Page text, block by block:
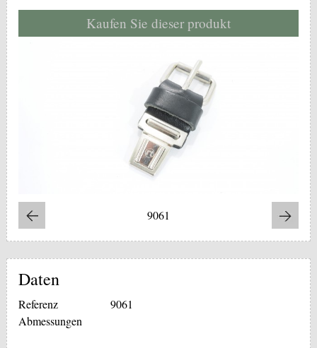
Kaufen Sie dieser produkt
9061
Daten
Referenz
9061
Abmessungen